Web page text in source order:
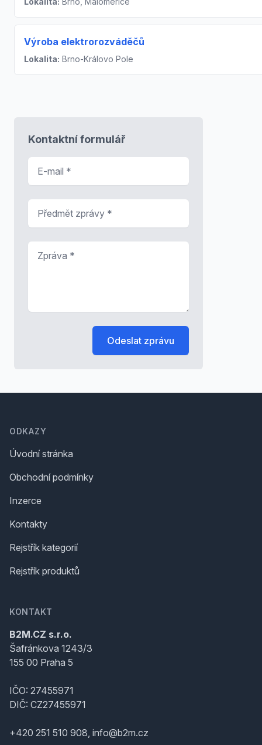
Výroba elektrorozváděčů
Lokalita: Brno-Královo Pole
Kontaktní formulář
Odeslat zprávu
ODKAZY
Úvodní stránka
Obchodní podmínky
Inzerce
Kontakty
Rejstřík kategorií
Rejstřík produktů
KONTAKT
B2M.CZ s.r.o.
Šafránkova 1243/3
155 00 Praha 5
IČO: 27455971
DIČ: CZ27455971
+420 251 510 908, info@b2m.cz